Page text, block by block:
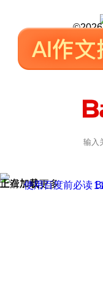
©2026
正在加载
上滑加载更多
使用百度前必读京